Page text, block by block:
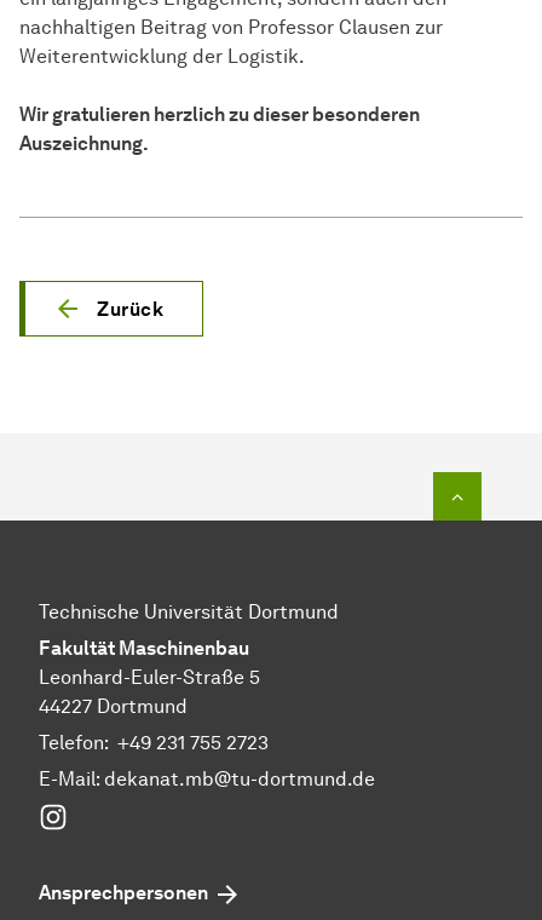
nachhaltigen Beitrag von Professor Clausen zur
Weiterentwicklung der Logistik.
Wir gratulieren herzlich zu dieser besonderen
Auszeichnung.
Zurück
Technische Universität Dortmund
Fakultät Maschinenbau
Leonhard-Euler-Straße 5
44227 Dortmund
Telefon: +49 231 755 2723
E-Mail: dekanat.mb@tu-dortmund.de
Ansprechpersonen